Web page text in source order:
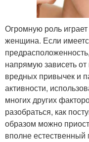
Огромную роль
женщина. Если
напрямую зависеть
вредных привычек и
активности,
многих других
разобраться, как
образом можно
вполне естественный